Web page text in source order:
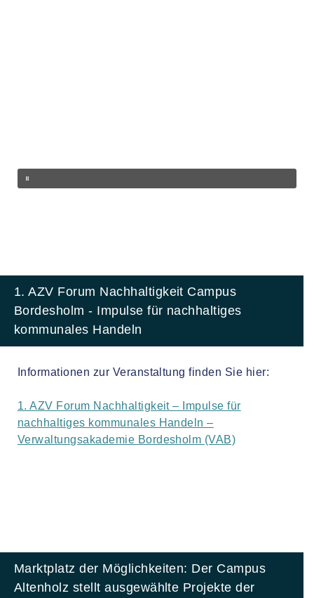
1. AZV Forum Nachhaltigkeit Campus
Bordesholm - Impulse für nachhaltiges
kommunales Handeln
Informationen zur Veranstaltung finden Sie hier:
1. AZV Forum Nachhaltigkeit – Impulse für
nachhaltiges kommunales Handeln –
Verwaltungsakademie Bordesholm (VAB)
Marktplatz der Möglichkeiten: Der Campus
Altenholz stellt ausgewählte Projekte der